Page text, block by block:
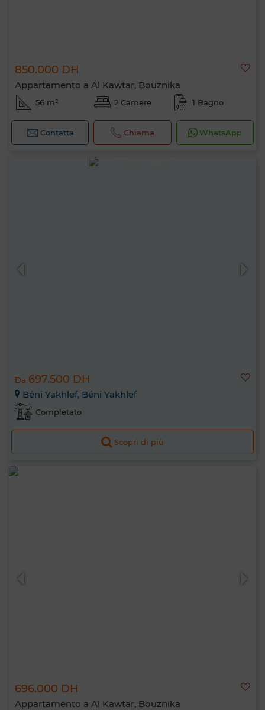
850.000 DH
Appartamento a Al Kawtar, Bouznika
56 m² 2 Camere 1 Bagno
Contatta Chiama WhatsApp
Da 697.500 DH
Béni Yakhlef, Béni Yakhlef
Completato
Scopri di più
696.000 DH
Appartamento a Al Kawtar, Bouznika